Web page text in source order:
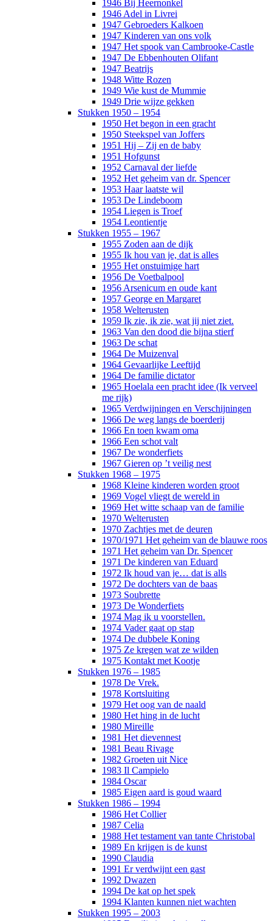
1946 Bij Heernonkel
1946 Adel in Livrei
1947 Gebroeders Kalkoen
1947 Kinderen van ons volk
1947 Het spook van Cambrooke-Castle
1947 De Ebbenhouten Olifant
1947 Beatrijs
1948 Witte Rozen
1949 Wie kust de Mummie
1949 Drie wijze gekken
Stukken 1950 – 1954
1950 Het begon in een gracht
1950 Steekspel van Joffers
1951 Hij – Zij en de baby
1951 Hofgunst
1952 Carnaval der liefde
1952 Het geheim van dr. Spencer
1953 Haar laatste wil
1953 De Lindeboom
1954 Liegen is Troef
1954 Leontientje
Stukken 1955 – 1967
1955 Zoden aan de dijk
1955 Ik hou van je, dat is alles
1955 Het onstuimige hart
1956 De Voetbalpool
1956 Arsenicum en oude kant
1957 George en Margaret
1958 Welterusten
1959 Ik zie, ik zie, wat jij niet ziet.
1963 Van den dood die bijna stierf
1963 De schat
1964 De Muizenval
1964 Gevaarlijke Leeftijd
1964 De familie dictator
1965 Hoelala een pracht idee (Ik verveel
me rijk)
1965 Verdwijningen en Verschijningen
1966 De weg langs de boerderij
1966 En toen kwam oma
1966 Een schot valt
1967 De wonderfiets
1967 Gieren op ’t veilig nest
Stukken 1968 – 1975
1968 Kleine kinderen worden groot
1969 Vogel vliegt de wereld in
1969 Het witte schaap van de familie
1970 Welterusten
1970 Zachtjes met de deuren
1970/1971 Het geheim van de blauwe roos
1971 Het geheim van Dr. Spencer
1971 De kinderen van Eduard
1972 Ik houd van je… dat is alls
1972 De dochters van de baas
1973 Soubrette
1973 De Wonderfiets
1974 Mag ik u voorstellen.
1974 Vader gaat op stap
1974 De dubbele Koning
1975 Ze kregen wat ze wilden
1975 Kontakt met Kootje
Stukken 1976 – 1985
1978 De Vrek.
1978 Kortsluiting
1979 Het oog van de naald
1980 Het hing in de lucht
1980 Mireille
1981 Het dievennest
1981 Beau Rivage
1982 Groeten uit Nice
1983 Il Campielo
1984 Oscar
1985 Eigen aard is goud waard
Stukken 1986 – 1994
1986 Het Collier
1987 Celia
1988 Het testament van tante Christobal
1989 En krijgen is de kunst
1990 Claudia
1991 Er verdwijnt een gast
1992 Dwazen
1994 De kat op het spek
1994 Klanten kunnen niet wachten
Stukken 1995 – 2003